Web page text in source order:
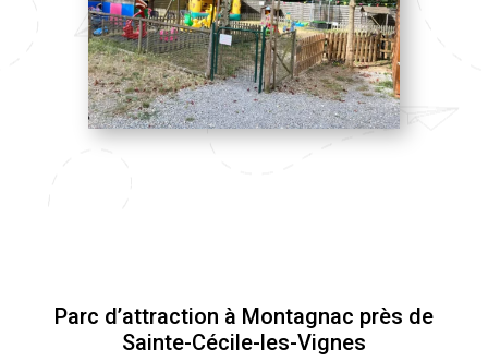
Parc d’attraction à Montagnac près de
Sainte-Cécile-les-Vignes